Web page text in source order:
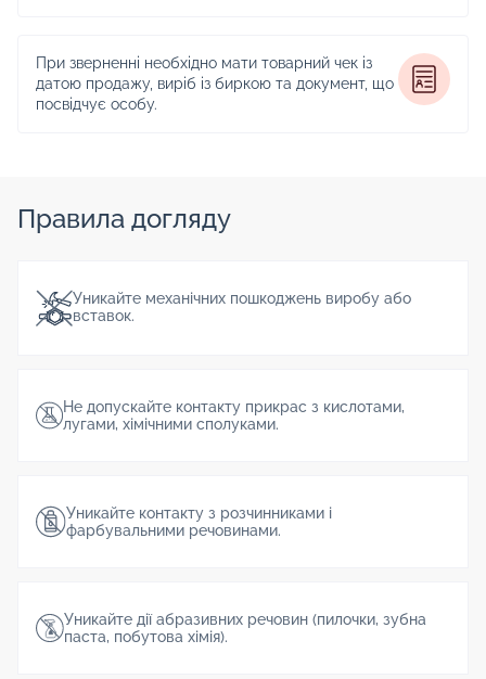
При зверненні необхідно мати товарний чек із
датою продажу, виріб із биркою та документ, що
посвідчує особу.
Правила догляду
Уникайте механічних пошкоджень виробу або
вставок.
Не допускайте контакту прикрас з кислотами,
лугами, хімічними сполуками.
Уникайте контакту з розчинниками і
фарбувальними речовинами.
Уникайте дії абразивних речовин (пилочки, зубна
паста, побутова хімія).